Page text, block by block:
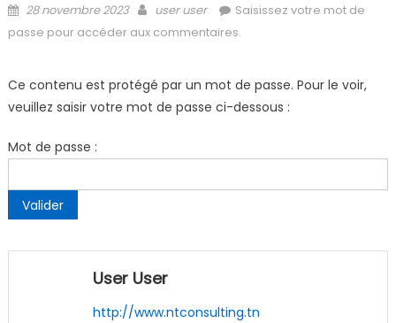
Posted
on
28 novembre 2023 Author
user user
Saisissez votre mot de
passe pour accéder aux commentaires.
Ce contenu est protégé par un mot de passe. Pour le voir,
veuillez saisir votre mot de passe ci-dessous :
Mot de passe :
User User
http://www.ntconsulting.tn